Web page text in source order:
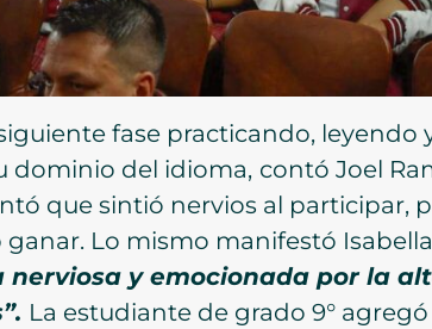
fase practicando, leyendo
dominio del idioma, contó Joel
que sintió nervios al participar,
Lo mismo manifestó
nerviosa y emocionada por la
La estudiante de grado 9°